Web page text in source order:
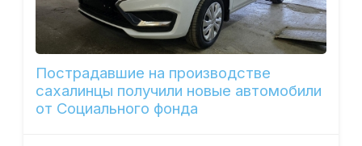
Пострадавшие на производстве
сахалинцы получили новые автомобили
от Социального фонда